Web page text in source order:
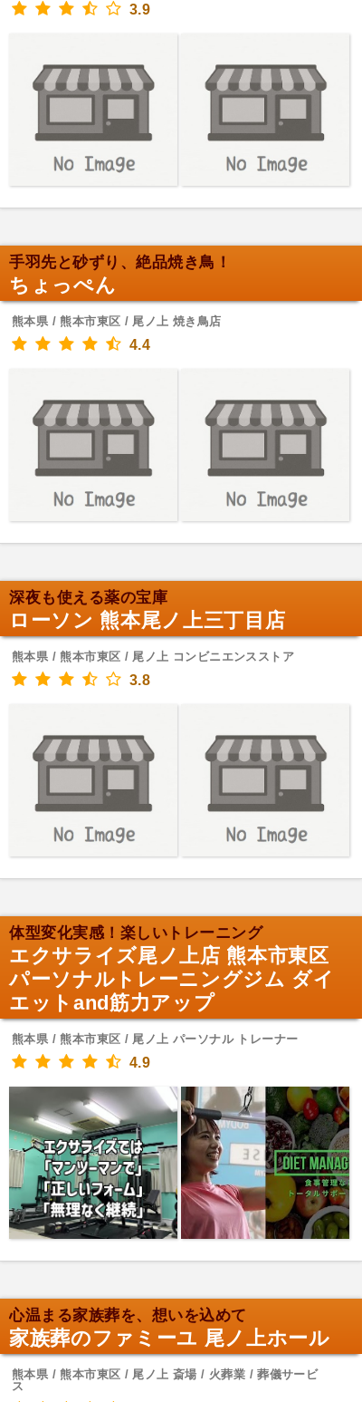
3.9
手羽先と砂ずり、絶品焼き鳥！
ちょっぺん
熊本県 / 熊本市東区 / 尾ノ上 焼き鳥店
4.4
深夜も使える薬の宝庫
ローソン 熊本尾ノ上三丁目店
熊本県 / 熊本市東区 / 尾ノ上 コンビニエンスストア
3.8
体型変化実感！楽しいトレーニング
エクサライズ尾ノ上店 熊本市東区
パーソナルトレーニングジム ダイ
エットand筋力アップ
熊本県 / 熊本市東区 / 尾ノ上 パーソナル トレーナー
4.9
心温まる家族葬を、想いを込めて
家族葬のファミーユ 尾ノ上ホール
熊本県 / 熊本市東区 / 尾ノ上 斎場 / 火葬業 / 葬儀サービ
ス